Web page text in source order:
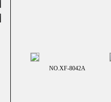
NO.XF-8042A